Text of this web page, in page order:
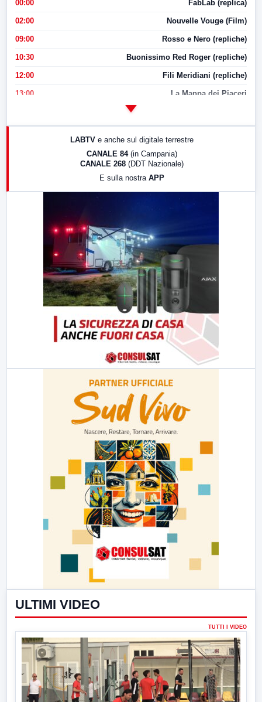
00:00 FabLab (replica)
02:00 Nouvelle Vouge (Film)
09:00 Rosso e Nero (repliche)
10:30 Buonissimo Red Roger (repliche)
12:00 Fili Meridiani (repliche)
13:00 La Mappa dei Piaceri
LABTV e anche sul digitale terrestre
CANALE 84 (in Campania)
CANALE 268 (DDT Nazionale)
E sulla nostra APP
ULTIMI VIDEO
TUTTI I VIDEO